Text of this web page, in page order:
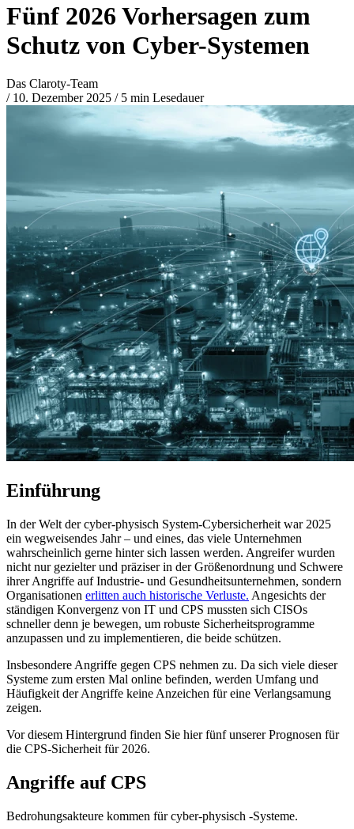
Fünf 2026 Vorhersagen zum
Schutz von Cyber-Systemen
Das Claroty-Team
/ 10. Dezember 2025 /5 min Lesedauer
Einführung
In der Welt der cyber-physisch System-Cybersicherheit war 2025
ein wegweisendes Jahr – und eines, das viele Unternehmen
wahrscheinlich gerne hinter sich lassen werden. Angreifer wurden
nicht nur gezielter und präziser in der Größenordnung und Schwere
ihrer Angriffe auf Industrie- und Gesundheitsunternehmen, sondern
Organisationen erlitten auch historische Verluste. Angesichts der
ständigen Konvergenz von IT und CPS mussten sich CISOs
schneller denn je bewegen, um robuste Sicherheitsprogramme
anzupassen und zu implementieren, die beide schützen.
Insbesondere Angriffe gegen CPS nehmen zu. Da sich viele dieser
Systeme zum ersten Mal online befinden, werden Umfang und
Häufigkeit der Angriffe keine Anzeichen für eine Verlangsamung
zeigen.
Vor diesem Hintergrund finden Sie hier fünf unserer Prognosen für
die CPS-Sicherheit für 2026.
Angriffe auf CPS
Bedrohungsakteure kommen für cyber-physisch -Systeme.